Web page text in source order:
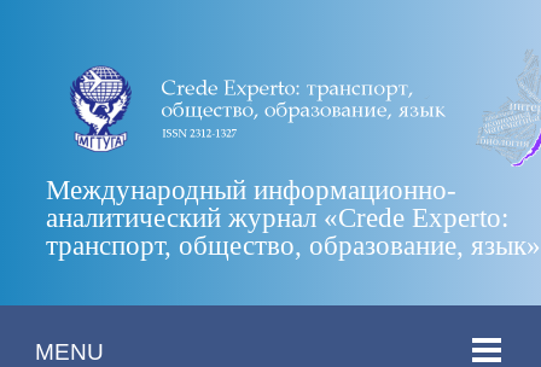
Международный информационно-
аналитический журнал «Crede Experto:
транспорт, общество, образование, язык»
MENU